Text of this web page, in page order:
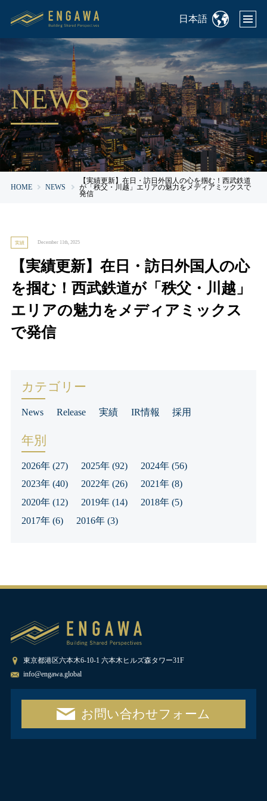
日本語
NEWS
HOME NEWS
【実績更新】在日・訪日外国人の心を掴む！西武鉄道
が「秩父・川越」エリアの魅力をメディアミックスで
発信
実績 December 11th, 2025
【実績更新】在日・訪日外国人の心
を掴む！西武鉄道が「秩父・川越」
エリアの魅力をメディアミックス
で発信
カテゴリー
News Release 実績 IR情報 採用
年別
2026年 (27) 2025年 (92) 2024年 (56)
2023年 (40) 2022年 (26) 2021年 (8)
2020年 (12) 2019年 (14) 2018年 (5)
2017年 (6) 2016年 (3)
東京都港区六本木6-10-1 六本木ヒルズ森タワー31F
info@engawa.global
お問い合わせフォーム